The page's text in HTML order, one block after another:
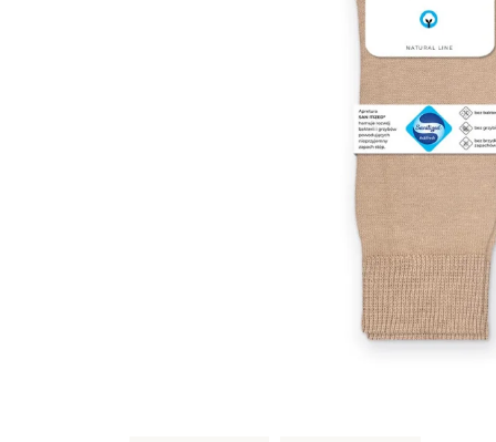
Antypoślizgowe
Do
RAJSTOPY
Rozmiar